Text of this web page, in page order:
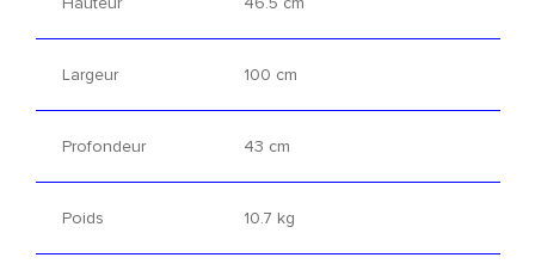
Largeur 100 cm
Profondeur 43 cm
Poids 10.7 kg